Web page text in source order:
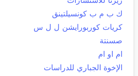
ك ب م ب كونسيلتينق
كريات كوربورايشن ل ل س
صسنتة
ام او ام
الإخوة الجباري للدراسات